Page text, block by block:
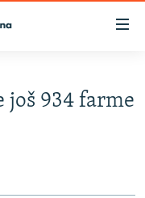
još 934 farme